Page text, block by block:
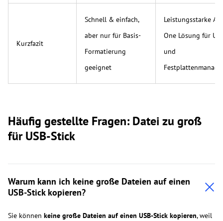
Kurzfazit
Schnell & einfach,
aber nur für Basis-
Formatierung
geeignet
Leistungsstarke
One Lösung für
und
Häufig gestellte Fragen: Datei zu groß
für USB-Stick
Warum kann ich keine große Dateien auf einen
USB-Stick kopieren?
Sie können keine große Dateien auf einen USB-Stick kopieren, weil